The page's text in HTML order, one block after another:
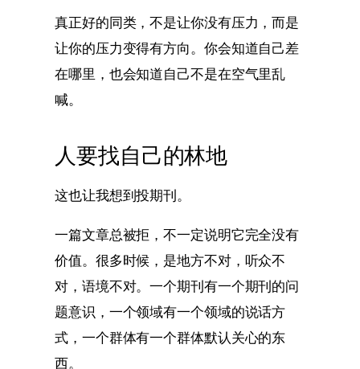
真正好的同类，不是让你没有压力，而是
让你的压力变得有方向。你会知道自己差
在哪里，也会知道自己不是在空气里乱
喊。
人要找自己的林地
这也让我想到投期刊。
一篇文章总被拒，不一定说明它完全没有
价值。很多时候，是地方不对，听众不
对，语境不对。一个期刊有一个期刊的问
题意识，一个领域有一个领域的说话方
式，一个群体有一个群体默认关心的东
西。